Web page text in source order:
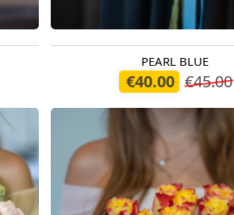
Доступно сегодняPEARL BLUE
€40.00 €45.00